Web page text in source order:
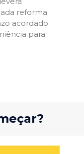
reforma
acordado
para